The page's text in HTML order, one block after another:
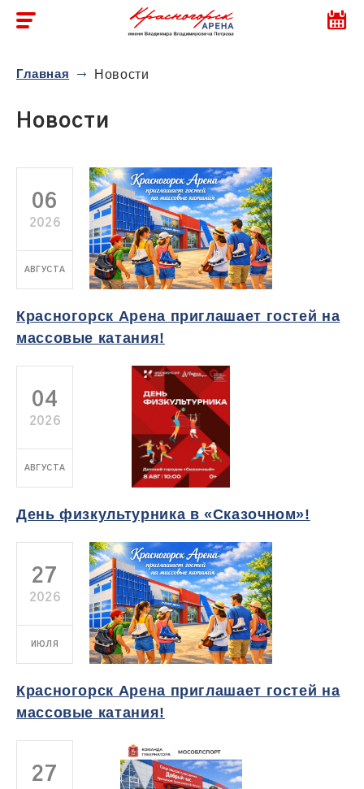
Главная Новости
Новости
06
2026
АВГУСТА
Красногорск Арена приглашает гостей на
массовые катания!
04
2026
АВГУСТА
День физкультурника в «Сказочном»!
27
2026
ИЮЛЯ
Красногорск Арена приглашает гостей на
массовые катания!
27